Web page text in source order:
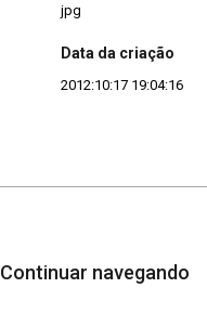
jpg
Data da criação
2012:10:17 19:04:16
Continuar navegando